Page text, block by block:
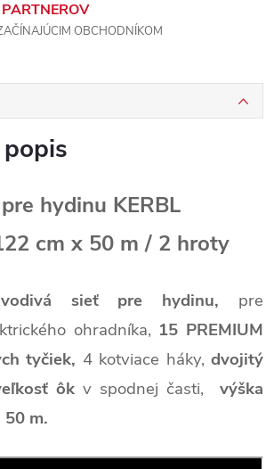
OBCHODNÍKOM
hydinu KERBL
cm x 50 m / 2 hroty
vodivá sieť pre hydinu, pre
ohradníka, 15 PREMIUM
tyčiek, 4 kotviace háky,dvojitý
ôk v spodnej časti, výška
m.